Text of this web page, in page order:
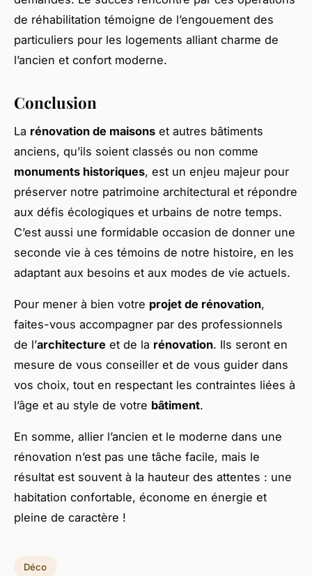
de réhabilitation témoigne de l’engouement des
particuliers pour les logements alliant charme de
l’ancien et confort moderne.
Conclusion
La rénovation de maisons et autres bâtiments
anciens, qu’ils soient classés ou non comme
monuments historiques, est un enjeu majeur pour
préserver notre patrimoine architectural et répondre
aux défis écologiques et urbains de notre temps.
C’est aussi une formidable occasion de donner une
seconde vie à ces témoins de notre histoire, en les
adaptant aux besoins et aux modes de vie actuels.
Pour mener à bien votre projet de rénovation,
faites-vous accompagner par des professionnels
de l’architecture et de la rénovation. Ils seront en
mesure de vous conseiller et de vous guider dans
vos choix, tout en respectant les contraintes liées à
l’âge et au style de votre bâtiment.
En somme, allier l’ancien et le moderne dans une
rénovation n’est pas une tâche facile, mais le
résultat est souvent à la hauteur des attentes : une
habitation confortable, économe en énergie et
pleine de caractère !
Déco